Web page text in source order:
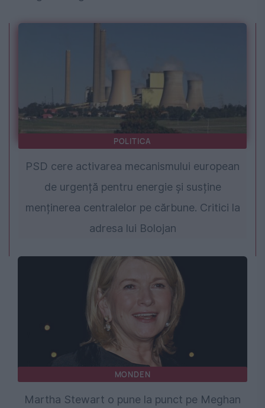
POLITICA
PSD cere activarea mecanismului european
de urgență pentru energie și susține
menținerea centralelor pe cărbune. Critici la
adresa lui Bolojan
MONDEN
Martha Stewart o pune la punct pe Meghan